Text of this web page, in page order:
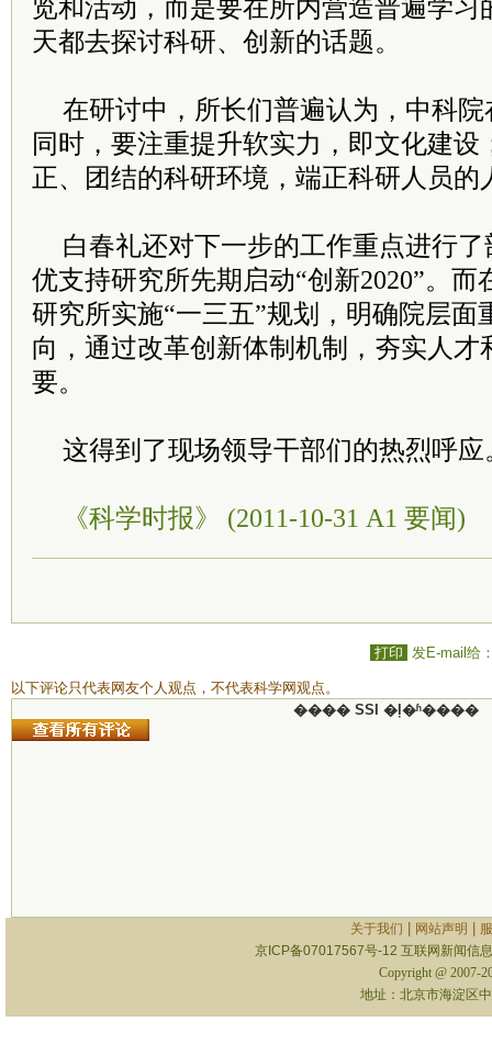
览和活动，而是要在所内营造普遍学习
天都去探讨科研、创新的话题。
在研讨中，所长们普遍认为，中科
同时，要注重提升软实力，即文化建设
正、团结的科研环境，端正科研人员的
白春礼还对下一步的工作重点进行
优支持研究所先期启动“创新2020”。而
研究所实施“一三五”规划，明确院层面
向，通过改革创新体制机制，夯实人才
要。
这得到了现场领导干部们的热烈呼应
《科学时报》 (2011-10-31 A1 要闻)
打印 发E-mail给
以下评论只代表网友个人观点，不代表科学网观点。
���� SSI �ļ�ʱ����
关于我们 网站声明
京ICP备07017567号-12 互联网新闻信
Copyright @ 2007-
地址：北京市海淀区